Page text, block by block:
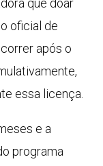
que doar
oficial de
após o
essa licença.
e a
programa